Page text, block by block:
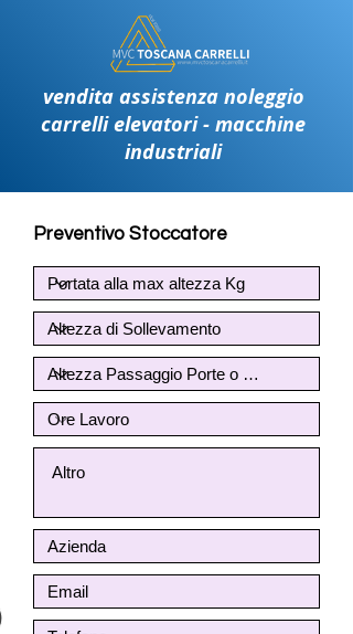
vendita assistenza noleggio
carrelli elevatori - macchine
industriali
Preventivo Stoccatore